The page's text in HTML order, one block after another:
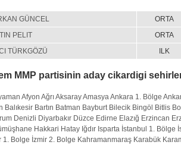
GÜNCEL
ORTA
PELIT
ORTA
TÜRKGÖZÜ ILK
MMP partisinin aday cikardigi
Afyon AğrıAksarayAmasyaAnkara 1. Bölge
Balıkesir Bartın Batman Bayburt Bilecik Bingöl Bitlis
Denizli Diyarbakır Düzce Edirne Elazığ Erzincan
Hakkari Hatay Iğdır Isparta İstanbul 1. Bölge
1. Bolge İzmir 2. Bolge Kahramanmaraş Karabük